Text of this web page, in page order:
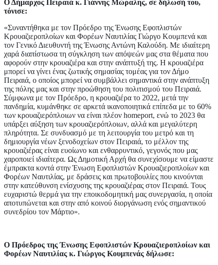
Ο Δήμαρχος Πειραιά κ. Γιάννης Μώραλης, σε δήλωσή του,
τόνισε:
«Συναντήθηκα με τον Πρόεδρο της Ένωσης Εφοπλιστών
Κρουαζιεροπλοίων και Φορέων Ναυτιλίας Γιώργο Κουμπενά και
τον Γενικό Διευθυντή της Ένωσης Αντώνη Καλούδη. Με ιδιαίτερη
χαρά διαπίστωσα τη σύγκληση των απόψεών μας στα θέματα που
αφορούν στην κρουαζιέρα και στην ανάπτυξή της. Η κρουαζιέρα
μπορεί να γίνει ένας ζωτικής σημασίας τομέας για τον Δήμο
Πειραιά, ο οποίος μπορεί να συμβάλλει σημαντικά στην ανάπτυξη
της πόλης μας και στην προώθηση του πολιτισμού του Πειραιά.
Σύμφωνα με τον Πρόεδρο, η κρουαζιέρα το 2022, μετά την
πανδημία, κυμάνθηκε σε αρκετά ικανοποιητικά επίπεδα με το 60%
των κρουαζιερόπλοιων να είναι πλέον homeport, ενώ το 2023 θα
υπάρξει αύξηση των κρουαζιερόπλοιων, αλλά και μεγαλύτερη
πληρότητα. Σε συνδυασμό με τη λειτουργία του μετρό και τη
δημιουργία νέων ξενοδοχείων στον Πειραιά, το μέλλον της
κρουαζιέρας είναι ευοίωνο και ενθαρρυντικό, γεγονός που μας
χαροποιεί ιδιαίτερα. Ως Δημοτική Αρχή θα συνεχίσουμε να είμαστε
έμπρακτα κοντά στην Ένωση Εφοπλιστών Κρουαζιεροπλοίων και
Φορέων Ναυτιλίας, με δράσεις και πρωτοβουλίες που κινούνται
στην κατεύθυνση ενίσχυσης της κρουαζιέρας στον Πειραιά. Τους
ευχαριστώ θερμά για την εποικοδομητική μας συνεργασία, η οποία
αποτυπώνεται και στην από κοινού διοργάνωση ενός σημαντικού
συνεδρίου τον Μάρτιο».
Ο Πρόεδρος της Ένωσης Εφοπλιστών Κρουαζιεροπλοίων και
Φορέων Ναυτιλίας κ. Γιώργος Κουμπενάς δήλωσε: